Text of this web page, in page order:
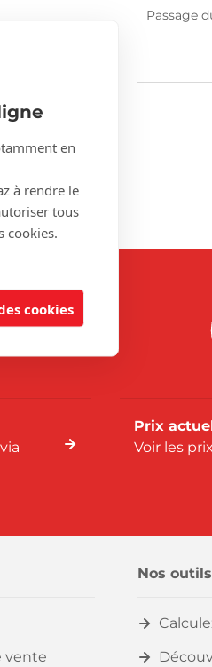
en
à rendre le
tous
cookies.
cookies
soi
Passage
Prix
Voir les
vente
Nos outils